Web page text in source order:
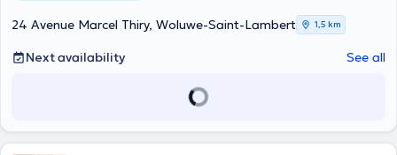
24 Avenue Marcel Thiry, Woluwe-Saint-Lambert 1,5 km
Next availability See all